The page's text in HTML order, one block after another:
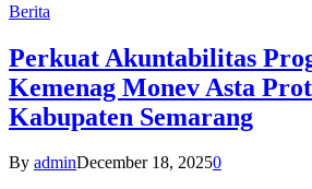
Berita
Perkuat Akuntabilitas
Kemenag Monev Asta
Kabupaten Semarang
By adminDecember 18, 20250